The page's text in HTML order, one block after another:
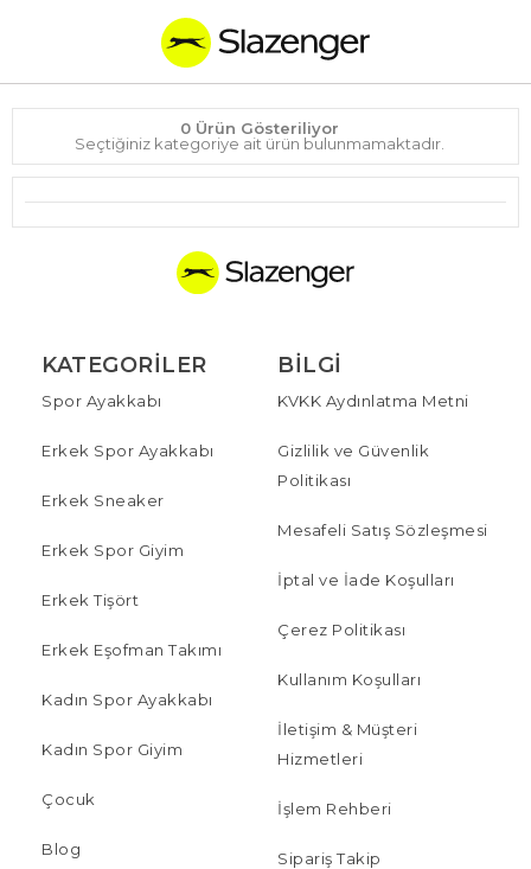
0 Ürün Gösteriliyor
Seçtiğiniz kategoriye ait ürün bulunmamaktadır.
KATEGORILER
Spor Ayakkabı
Erkek Spor Ayakkabı
Erkek Sneaker
Erkek Spor Giyim
Erkek Tişört
Erkek Eşofman Takımı
Kadın Spor Ayakkabı
Kadın Spor Giyim
Çocuk
Blog
BILGI
KVKK Aydınlatma Metni
Gizlilik ve Güvenlik
Politikası
Mesafeli Satış Sözleşmesi
İptal ve İade Koşulları
Çerez Politikası
Kullanım Koşulları
İletişim & Müşteri
Hizmetleri
İşlem Rehberi
Sipariş Takip